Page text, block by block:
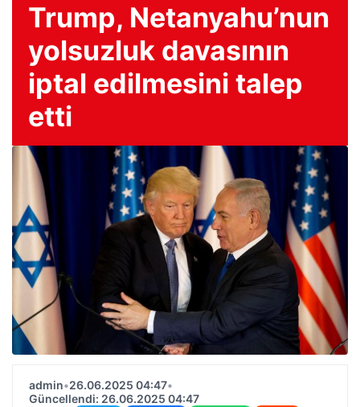
Trump, Netanyahu’nun
yolsuzluk davasının
iptal edilmesini talep
etti
admin•26.06.2025 04:47•
Güncellendi: 26.06.2025 04:47